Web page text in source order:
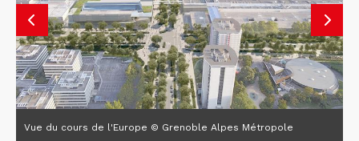
Vue du cours de l'Europe © Grenoble Alpes Métropole